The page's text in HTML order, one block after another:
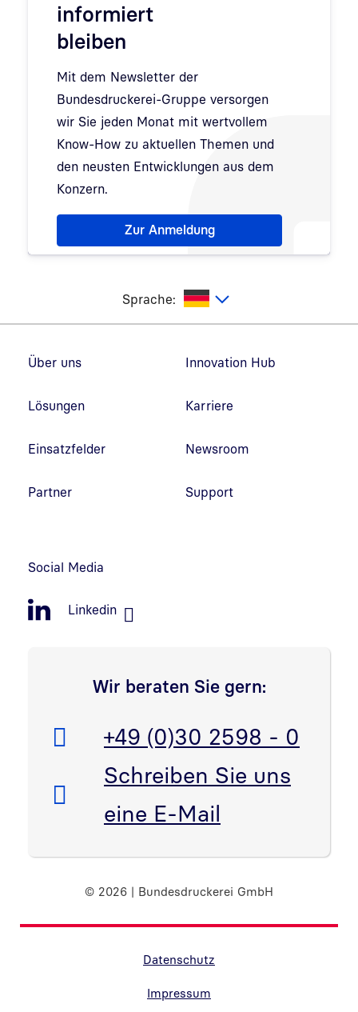
informiert
bleiben
Mit dem Newsletter der
Bundesdruckerei-Gruppe versorgen
wir Sie jeden Monat mit wertvollem
Know-How zu aktuellen Themen und
den neusten Entwicklungen aus dem
Konzern.
Hinweis: Dialog zur Newsletter-Anmeldung wurde
Zur Anmeldung
Sprache:
Über uns
Lösungen
Einsatzfelder
Partner
Innovation Hub
Karriere
Newsroom
Support
Social Media
Linkedin
Wir beraten Sie gern:
Telefon:
+49 (0)30 2598 - 0
E-Mail:
Schreiben Sie uns
eine E-Mail
© 2026 | Bundesdruckerei GmbH
Datenschutz
Impressum